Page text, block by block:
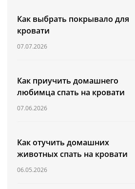
Как выбрать покрывало для
кровати
07.07.2026
Как приучить домашнего
любимца спать на кровати
07.06.2026
Как отучить домашних
животных спать на кровати
06.05.2026